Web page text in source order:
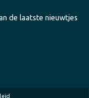
de laatste nieuwtjes